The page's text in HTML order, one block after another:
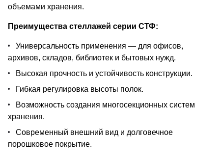
объемами хранения.
Преимущества стеллажей серии СТФ:
Универсальность применения — для офисов,
архивов, складов, библиотек и бытовых нужд.
Высокая прочность и устойчивость конструкции.
Гибкая регулировка высоты полок.
Возможность создания многосекционных систем
хранения.
Современный внешний вид и долговечное
порошковое покрытие.